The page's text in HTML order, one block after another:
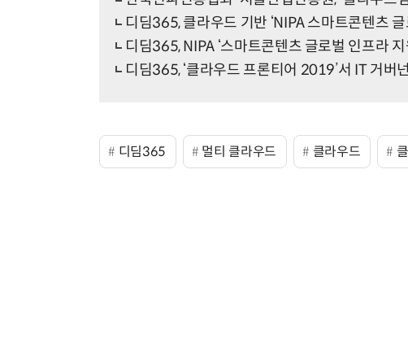
디딤365, 클라우드 기반 ‘NIPA 스마트콘텐츠
디딤365, NIPA ‘스마트콘텐츠 글로벌 인프라
디딤365, ‘클라우드 프론티어 2019’서 IT 거버
디딤365 멀티 클라우드 클라우드